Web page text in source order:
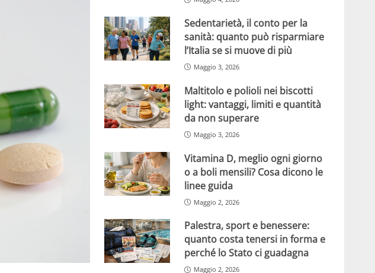
Sedentarietà, il conto per la
sanità: quanto può risparmiare
l’Italia se si muove di più
Maggio 3, 2026
Maltitolo e polioli nei biscotti
light: vantaggi, limiti e quantità
da non superare
Maggio 3, 2026
Vitamina D, meglio ogni giorno
o a boli mensili? Cosa dicono le
linee guida
Maggio 2, 2026
Palestra, sport e benessere:
quanto costa tenersi in forma e
perché lo Stato ci guadagna
Maggio 2, 2026